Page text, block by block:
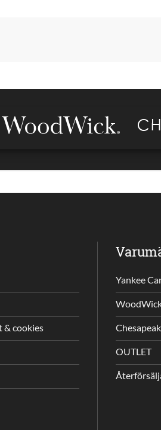
& cookies
Yankee
OUTLET